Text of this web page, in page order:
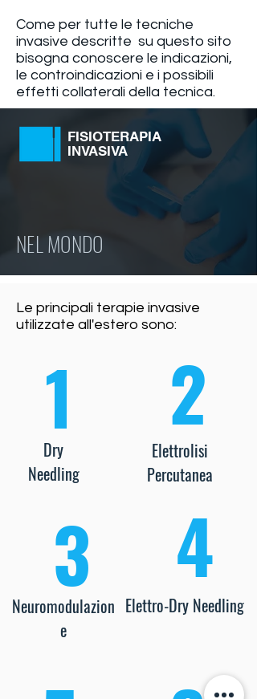
Come per tutte le tecniche
invasive descritte su questo sito
bisogna conoscere le indicazioni,
le controindicazioni e i possibili
effetti collaterali della tecnica.
FISIOTERAPIA
INVASIVA
NEL MONDO
Le principali terapie invasive
utilizzate all'estero sono:
1
Dry
Needling
3
Neuromodulazion
e
2
Elettrolisi
Percutanea
4
Elettro-Dry Needling